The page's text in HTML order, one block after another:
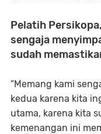
Pelatih
sengaja
sudah
“Memang kami
kedua karena kita
utama, karena kita
kemenangan ini